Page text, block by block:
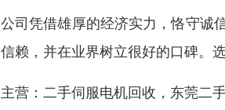
公司凭借雄厚的经济实力，恪守诚
信赖，并在业界树立很好的口碑。
主营：二手伺服电机回收，东莞二